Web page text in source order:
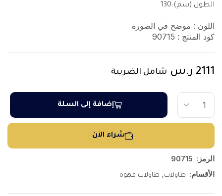
الطول (سم):130
اللون : موضح في الصورة
كود المنتج : 90715
2111 ر.س شامل الضريبة
إضافة إلى السلة
شراء الآن
الرمز: 90715
الأقسام: طاولات, طاولات قهوة